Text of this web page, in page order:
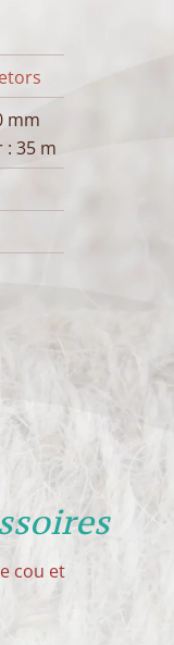
mm
: 35 m
cou et